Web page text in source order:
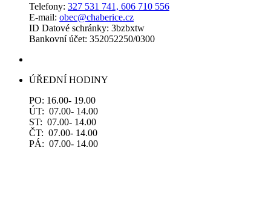
Telefony: 327 531 741, 606 710 556
E-mail: obec@chaberice.cz
ID Datové schránky: 3bzbxtw
Bankovní účet: 352052250/0300
ÚŘEDNÍ HODINY
PO: 16.00- 19.00
ÚT: 07.00- 14.00
ST: 07.00- 14.00
ČT: 07.00- 14.00
PÁ: 07.00- 14.00